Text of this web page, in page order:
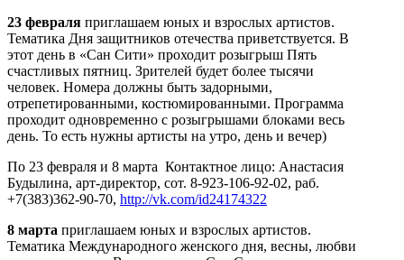
23 февраля приглашаем юных и взрослых артистов.
Тематика Дня защитников отечества приветствуется. В
этот день в «Сан Сити» проходит розыгрыш Пять
счастливых пятниц. Зрителей будет более тысячи
человек. Номера должны быть задорными,
отрепетированными, костюмированными. Программа
проходит одновременно с розыгрышами блоками весь
день. То есть нужны артисты на утро, день и вечер)
По 23 февраля и 8 марта Контактное лицо: Анастасия
Будылина, арт-директор, сот. 8-923-106-92-02, раб.
+7(383)362-90-70, http://vk.com/id24174322
8 марта приглашаем юных и взрослых артистов.
Тематика Международного женского дня, весны, любви